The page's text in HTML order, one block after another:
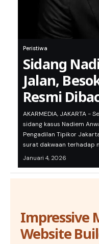
Peristiwa
Sidang
Jalan,
Resmi
AKARMEDIA, JAKARTA -
sidang kasus Nadiem
Pengadilan Tipikor
surat dakwaan terhadap
Januari 4, 2026
Impressive
Website